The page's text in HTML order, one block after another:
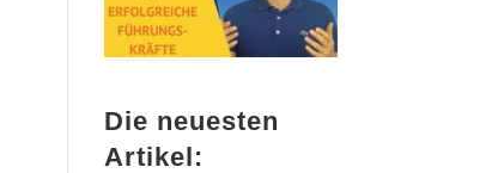
Die neuesten
Artikel: